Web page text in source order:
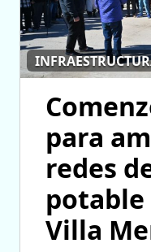
para
redes
potable
Villa